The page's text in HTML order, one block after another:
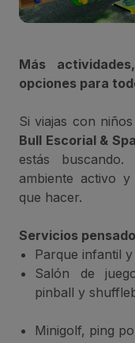
Más
opciones para
Si viajas con
Bull Escorial & Spa
estás
ambiente activo
que hacer.
Servicios
Parque infantil
Salón de
pinball y
Minigolf, ping